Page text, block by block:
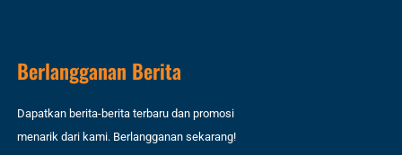
Berlangganan Berita
Dapatkan berita-berita terbaru dan promosi
menarik dari kami. Berlangganan sekarang!